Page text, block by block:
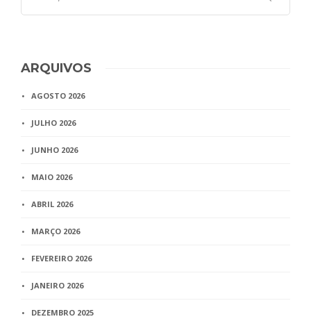
ARQUIVOS
AGOSTO 2026
JULHO 2026
JUNHO 2026
MAIO 2026
ABRIL 2026
MARÇO 2026
FEVEREIRO 2026
JANEIRO 2026
DEZEMBRO 2025